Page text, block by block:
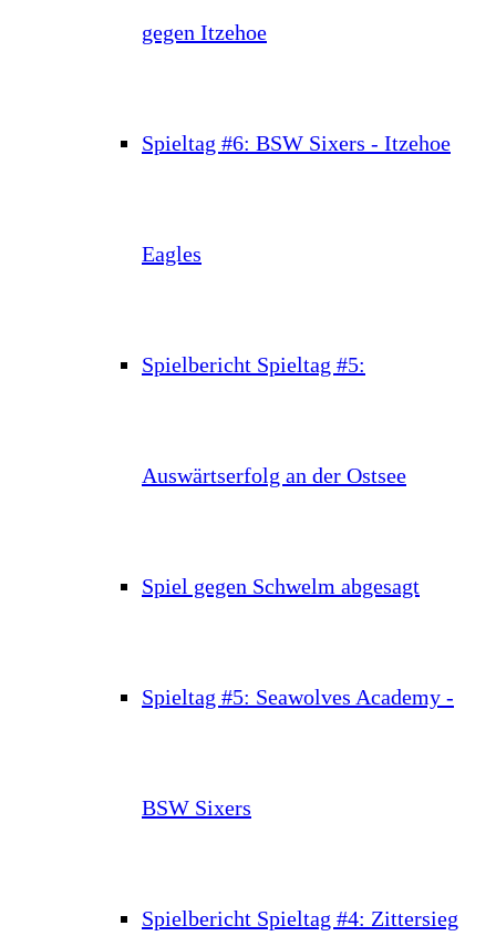
gegen Itzehoe
Spieltag #6: BSW Sixers - Itzehoe
Eagles
Spielbericht Spieltag #5:
Auswärtserfolg an der Ostsee
Spiel gegen Schwelm abgesagt
Spieltag #5: Seawolves Academy -
BSW Sixers
Spielbericht Spieltag #4: Zittersieg